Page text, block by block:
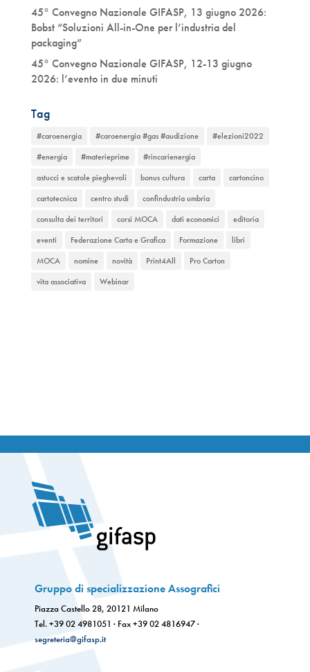
45° Convegno Nazionale GIFASP, 13 giugno 2026:
Bobst “Soluzioni All-in-One per l’industria del
packaging”
45° Convegno Nazionale GIFASP, 12-13 giugno
2026: l’evento in due minuti
Tag
#caroenergia #caroenergia #gas #audizione
#elezioni2022
#energia
#materieprime
#rincarienergia
astucci e scatole pieghevoli
bonus cultura carta
cartoncino
cartotecnica
centro studi
confindustria umbria
consulta dei territori
corsi MOCA dati economici
editoria
eventi
Federazione Carta e Grafica Formazione
libri
MOCA
nomine novità Print4All
Pro Carton
vita associativa
Webinar
Gruppo di specializzazione Assografici
Piazza Castello 28, 20121 Milano
Tel. +39 02 4981051 · Fax +39 02 4816947 ·
segreteria@gifasp.it